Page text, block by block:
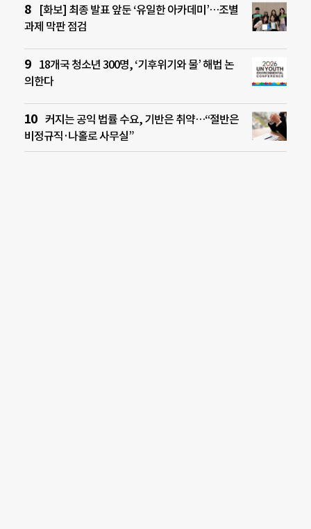
[화보] 최종 발표 앞둔 ‘유일한 아카데미’…조별
과제 막판 점검
18개국 청소년 300명, ‘기후위기와 물’ 해법 논
의한다
커지는 공익 법률 수요, 기반은 취약…“절반은
비정규직·나홀로 사무실”